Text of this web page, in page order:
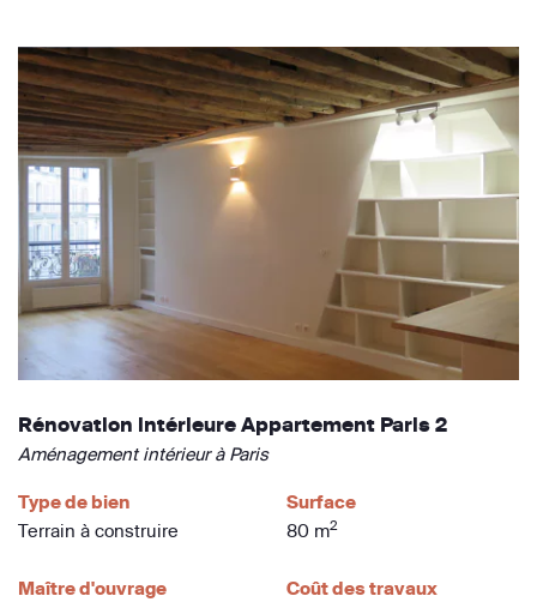
Rénovation intérieure Appartement Paris 2
Aménagement intérieur à Paris
Type de bien
Terrain à construire
Surface
80 m2
Maître d'ouvrage
Coût des travaux